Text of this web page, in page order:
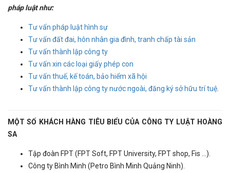
pháp luật như:
Tư vấn pháp luật hình sự
Tư vấn đất đai, hôn nhân gia đình, tranh chấp tài sản
Tư vấn thành lập công ty
Tư vấn xin các loại giấy phép con
Tư vấn thuế, kế toán, bảo hiểm xã hội
Tư vấn thành lập công ty nước ngoài, đăng ký sở hữu trí tuệ
MỘT SỐ KHÁCH HÀNG TIÊU BIỂU CỦA CÔNG TY LUẬT HOÀNG
SA
Tập đoàn FPT (FPT Soft, FPT University, FPT shop, Fis ...).
Công ty Bình Minh (Petro Bình Minh Quảng Ninh).